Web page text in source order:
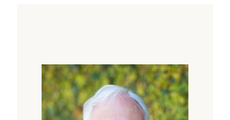
generell in den letzten zehn Jahren. Peter A.
Levine sagt von sich selber, dass er die
Genauigkeit der eigenen Arbeit mit
Nahtoderfahrungen erhöhen musste, um es
auf einem nächsten Niveau unterrichten zu